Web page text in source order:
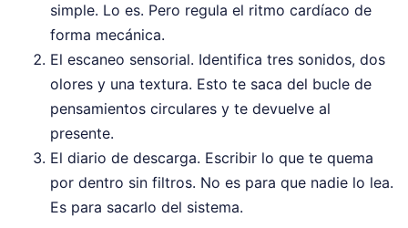
simple. Lo es. Pero regula el ritmo cardíaco de
forma mecánica.
El escaneo sensorial. Identifica tres sonidos, dos
olores y una textura. Esto te saca del bucle de
pensamientos circulares y te devuelve al
presente.
El diario de descarga. Escribir lo que te quema
por dentro sin filtros. No es para que nadie lo lea.
Es para sacarlo del sistema.